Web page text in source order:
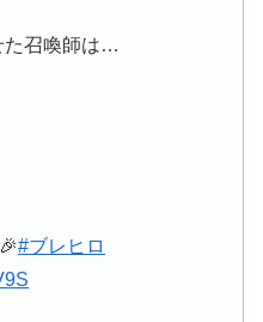
た召喚師は…
#ブレヒロ